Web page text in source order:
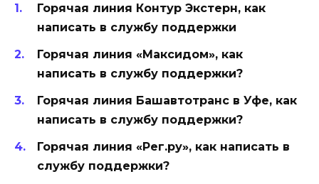
Горячая линия Контур Экстерн, как
написать в службу поддержки
Горячая линия «Максидом», как
написать в службу поддержки?
Горячая линия Башавтотранс в Уфе, как
написать в службу поддержки?
Горячая линия «Рег.ру», как написать в
службу поддержки?